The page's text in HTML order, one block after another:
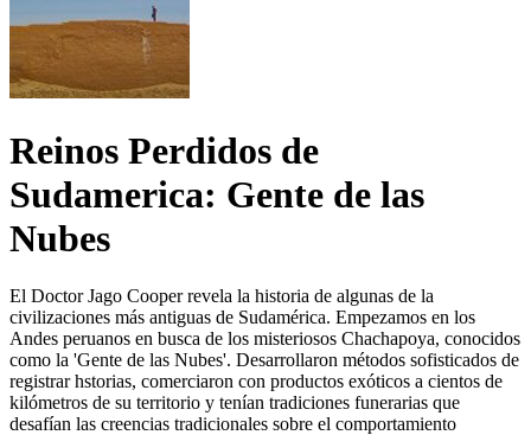
Reinos Perdidos de
Sudamerica: Gente de las
Nubes
El Doctor Jago Cooper revela la historia de algunas de la
civilizaciones más antiguas de Sudamérica. Empezamos en los
Andes peruanos en busca de los misteriosos Chachapoya, conocidos
como la 'Gente de las Nubes'. Desarrollaron métodos sofisticados de
registrar hstorias, comerciaron con productos exóticos a cientos de
kilómetros de su territorio y tenían tradiciones funerarias que
desafían las creencias tradicionales sobre el comportamiento